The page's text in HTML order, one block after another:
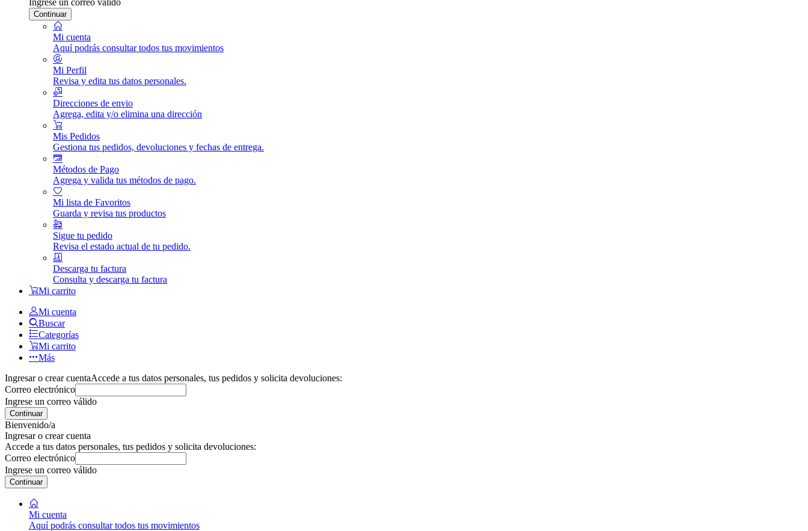
Continuar
Mi cuenta
Aquí podrás consultar todos tus movimientos
Mi Perfil
Revisa y edita tus datos personales.
Direcciones de envio
Agrega, edita y/o elimina una dirección
Mis Pedidos
Gestiona tus pedidos, devoluciones y fechas de entrega.
Métodos de Pago
Agrega y valida tus métodos de pago.
Mi lista de Favoritos
Guarda y revisa tus productos
Sigue tu pedido
Revisa el estado actual de tu pedido.
Descarga tu factura
Consulta y descarga tu factura
Mi carrito
Mi cuenta
Buscar
Categorías
Mi carrito
Más
Ingresar o crear cuentaAccede a tus datos personales, tus pedidos y solicita devoluciones:
Correo electrónico
Ingrese un correo válido
Continuar
Bienvenido/a
Ingresar o crear cuenta
Accede a tus datos personales, tus pedidos y solicita devoluciones:
Correo electrónico
Ingrese un correo válido
Continuar
Mi cuenta
Aquí podrás consultar todos tus movimientos